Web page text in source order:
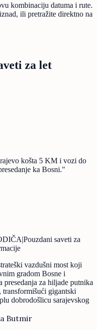
kombinaciju datuma i rute.
ili pretražite direktno na
za let
košta 5 KM i vozi do
ka Bosni."
|Pouzdani saveti za
vazdušni most koji
gradom Bosne i
za hiljade putnika
gigantski
dobrodošlicu sarajevskog
Butmir